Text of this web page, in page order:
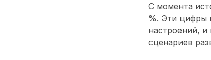
С момента
%. Эти цифры
настроений,
сценариев